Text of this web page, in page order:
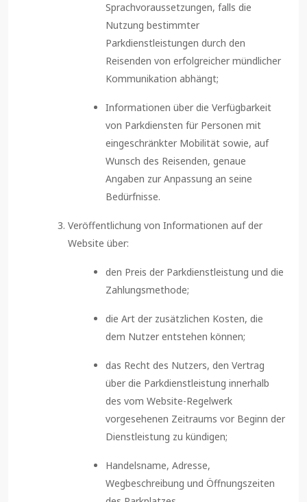
Sprachvoraussetzungen, falls die
Nutzung bestimmter
Parkdienstleistungen durch den
Reisenden von erfolgreicher mündlicher
Kommunikation abhängt;
Informationen über die Verfügbarkeit
von Parkdiensten für Personen mit
eingeschränkter Mobilität sowie, auf
Wunsch des Reisenden, genaue
Angaben zur Anpassung an seine
Bedürfnisse.
Veröffentlichung von Informationen auf der
Website über:
den Preis der Parkdienstleistung und die
Zahlungsmethode;
die Art der zusätzlichen Kosten, die
dem Nutzer entstehen können;
das Recht des Nutzers, den Vertrag
über die Parkdienstleistung innerhalb
des vom Website-Regelwerk
vorgesehenen Zeitraums vor Beginn der
Dienstleistung zu kündigen;
Handelsname, Adresse,
Wegbeschreibung und Öffnungszeiten